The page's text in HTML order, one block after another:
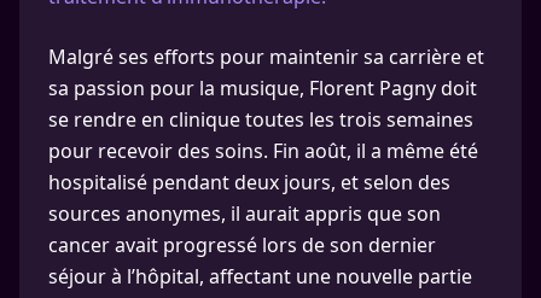
Malgré ses efforts pour maintenir sa carrière et
sa passion pour la musique, Florent Pagny doit
se rendre en clinique toutes les trois semaines
pour recevoir des soins. Fin août, il a même été
hospitalisé pendant deux jours, et selon des
sources anonymes, il aurait appris que son
cancer avait progressé lors de son dernier
séjour à l’hôpital, affectant une nouvelle partie